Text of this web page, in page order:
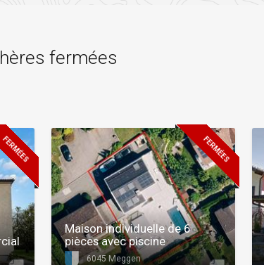
fermées
FERMÉES FERMÉES
Maison individuelle de 6
pièces avec piscine
6045 Meggen